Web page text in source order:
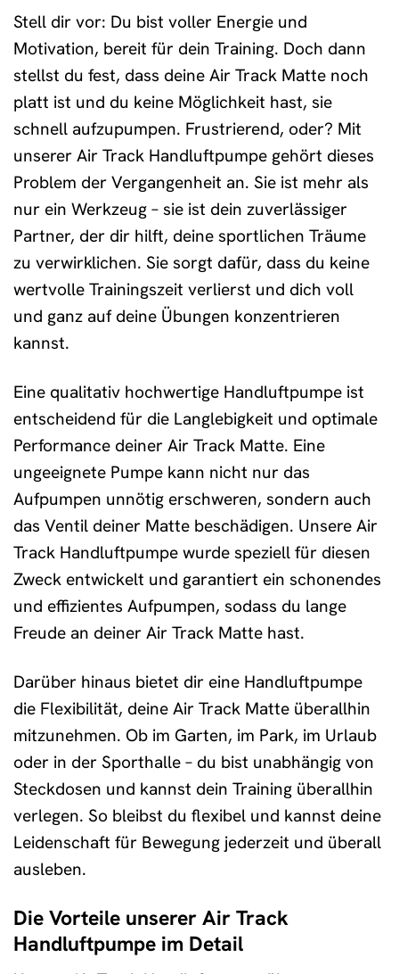
Stell dir vor: Du bist voller Energie und
Motivation, bereit für dein Training. Doch dann
stellst du fest, dass deine Air Track Matte noch
platt ist und du keine Möglichkeit hast, sie
schnell aufzupumpen. Frustrierend, oder? Mit
unserer Air Track Handluftpumpe gehört dieses
Problem der Vergangenheit an. Sie ist mehr als
nur ein Werkzeug – sie ist dein zuverlässiger
Partner, der dir hilft, deine sportlichen Träume
zu verwirklichen. Sie sorgt dafür, dass du keine
wertvolle Trainingszeit verlierst und dich voll
und ganz auf deine Übungen konzentrieren
kannst.
Eine qualitativ hochwertige Handluftpumpe ist
entscheidend für die Langlebigkeit und optimale
Performance deiner Air Track Matte. Eine
ungeeignete Pumpe kann nicht nur das
Aufpumpen unnötig erschweren, sondern auch
das Ventil deiner Matte beschädigen. Unsere Air
Track Handluftpumpe wurde speziell für diesen
Zweck entwickelt und garantiert ein schonendes
und effizientes Aufpumpen, sodass du lange
Freude an deiner Air Track Matte hast.
Darüber hinaus bietet dir eine Handluftpumpe
die Flexibilität, deine Air Track Matte überallhin
mitzunehmen. Ob im Garten, im Park, im Urlaub
oder in der Sporthalle – du bist unabhängig von
Steckdosen und kannst dein Training überallhin
verlegen. So bleibst du flexibel und kannst deine
Leidenschaft für Bewegung jederzeit und überall
ausleben.
Die Vorteile unserer Air Track
Handluftpumpe im Detail